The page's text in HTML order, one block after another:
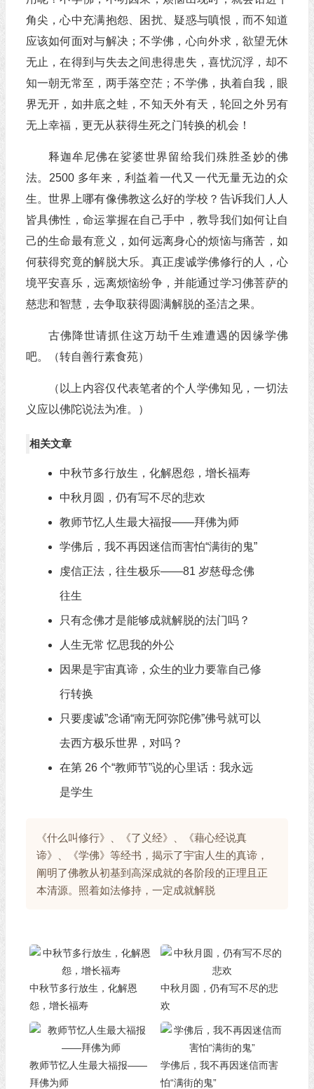
角尖，心中充满抱怨、困扰、疑惑与嗔恨，而不知道
应该如何面对与解决；不学佛，心向外求，欲望无休
无止，在得到与失去之间患得患失，喜忧沉浮，却不
知一朝无常至，两手落空茫；不学佛，执着自我，眼
界无开，如井底之蛙，不知天外有天，轮回之外另有
无上幸福，更无从获得生死之门转换的机会！
释迦牟尼佛在娑婆世界留给我们殊胜圣妙的佛
法。2500 多年来，利益着一代又一代无量无边的众
生。世界上哪有像佛教这么好的学校？告诉我们人人
皆具佛性，命运掌握在自己手中，教导我们如何让自
己的生命最有意义，如何远离身心的烦恼与痛苦，如
何获得究竟的解脱大乐。真正虔诚学佛修行的人，心
境平安喜乐，远离烦恼纷争，并能通过学习佛菩萨的
慈悲和智慧，去争取获得圆满解脱的圣洁之果。
古佛降世请抓住这万劫千生难遭遇的因缘学佛
吧。（转自善行素食苑）
（以上内容仅代表笔者的个人学佛知见，一切法
义应以佛陀说法为准。）
相关文章
中秋节多行放生，化解恩怨，增长福寿
中秋月圆，仍有写不尽的悲欢
教师节忆人生最大福报——拜佛为师
学佛后，我不再因迷信而害怕“满街的鬼”
虔信正法，往生极乐——81 岁慈母念佛
往生
只有念佛才是能够成就解脱的法门吗？
人生无常 忆思我的外公
因果是宇宙真谛，众生的业力要靠自己修
行转换
只要虔诚”念诵“南无阿弥陀佛”佛号就可以
去西方极乐世界，对吗？
在第 26 个“教师节”说的心里话：我永远
是学生
《什么叫修行》、《了义经》、《藉心经说真
谛》、《学佛》等经书，揭示了宇宙人生的真谛，
阐明了佛教从初基到高深成就的各阶段的正理且正
本清源。照着如法修持，一定成就解脱
中秋节多行放生，化解恩
怨，增长福寿
中秋月圆，仍有写不尽的悲
欢
教师节忆人生最大福报——
拜佛为师
学佛后，我不再因迷信而害
怕“满街的鬼”